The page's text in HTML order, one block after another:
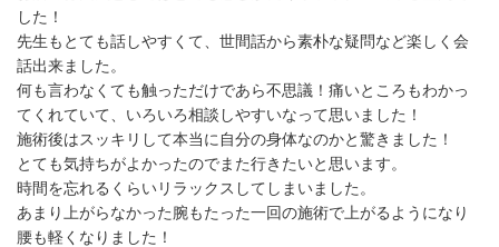
した！
先生もとても話しやすくて、世間話から素朴な疑問など楽しく会
話出来ました。
何も言わなくても触っただけであら不思議！痛いところもわかっ
てくれていて、いろいろ相談しやすいなって思いました！
施術後はスッキリして本当に自分の身体なのかと驚きました！
とても気持ちがよかったのでまた行きたいと思います。
時間を忘れるくらいリラックスしてしまいました。
あまり上がらなかった腕もたった一回の施術で上がるようになり
腰も軽くなりました！